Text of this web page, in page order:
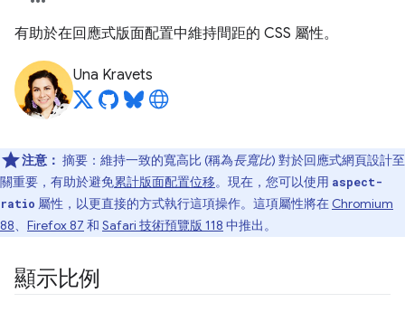
有助於在回應式版面配置中維持間距的 CSS 屬性。
Una Kravets
注意： 摘要：維持一致的寬高比 (稱為長寬比) 對於回應式網頁設計至
關重要，有助於避免累計版面配置位移。現在，您可以使用 aspect-
ratio 屬性，以更直接的方式執行這項操作。這項屬性將在 Chromium
88、 Firefox 87 和 Safari 技術預覽版 118 中推出。
顯示比例